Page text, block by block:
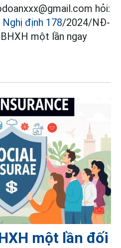
hỏi:
Nghị định 178/2024/NĐ-
một lần ngay
một lần đối